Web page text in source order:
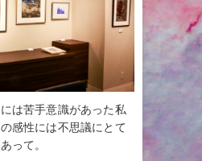
は苦手意識があった私
感性には不思議にとて
って。